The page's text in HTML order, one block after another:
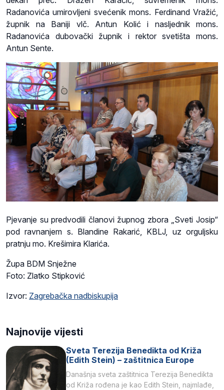
Radanovića umirovljeni svećenik mons. Ferdinand Vražić,
župnik na Baniji vlč. Antun Kolić i nasljednik mons.
Radanovića dubovački župnik i rektor svetišta mons.
Antun Sente.
Pjevanje su predvodili članovi župnog zbora „Sveti Josip“
pod ravnanjem s. Blandine Rakarić, KBLJ, uz orguljsku
pratnju mo. Krešimira Klarića.
Župa BDM Snježne
Foto: Zlatko Stipković
Izvor: Zagrebačka nadbiskupija
Najnovije vijesti
Sveta Terezija Benedikta od Križa
(Edith Stein) – zaštitnica Europe
Današnja sveta zaštitnica Terezija Benedikta
od Križa rođena je kao Edith Stein, najmlađe,